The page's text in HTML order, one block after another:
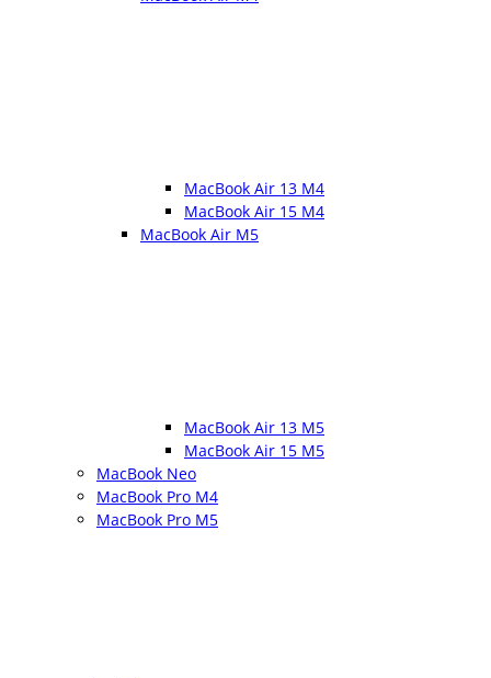
MacBook Air 13 M4
MacBook Air 15 M4
MacBook Air M5
MacBook Air 13 M5
MacBook Air 15 M5
MacBook Neo
MacBook Pro M4
MacBook Pro M5